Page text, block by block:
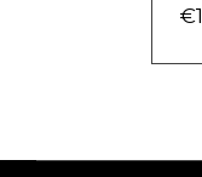
€